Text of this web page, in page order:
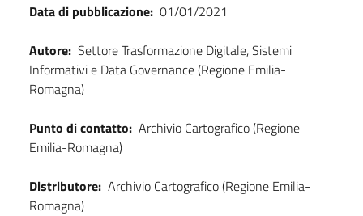
Data di pubblicazione: 01/01/2021
Autore: Settore Trasformazione Digitale, Sistemi
Informativi e Data Governance (Regione Emilia-
Romagna)
Punto di contatto: Archivio Cartografico (Regione
Emilia-Romagna)
Distributore: Archivio Cartografico (Regione Emilia-
Romagna)